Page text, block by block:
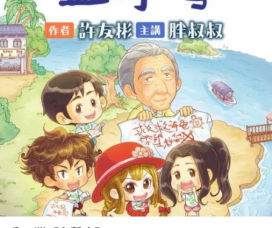
居家生活 3C家電 運動休閒 親子玩具
女裝 男裝 化妝保養 情趣用品
日本購物 電子/紙本書
HOT